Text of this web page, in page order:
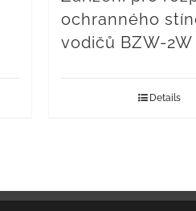
ochranného
vodičů BZW-2W
Details